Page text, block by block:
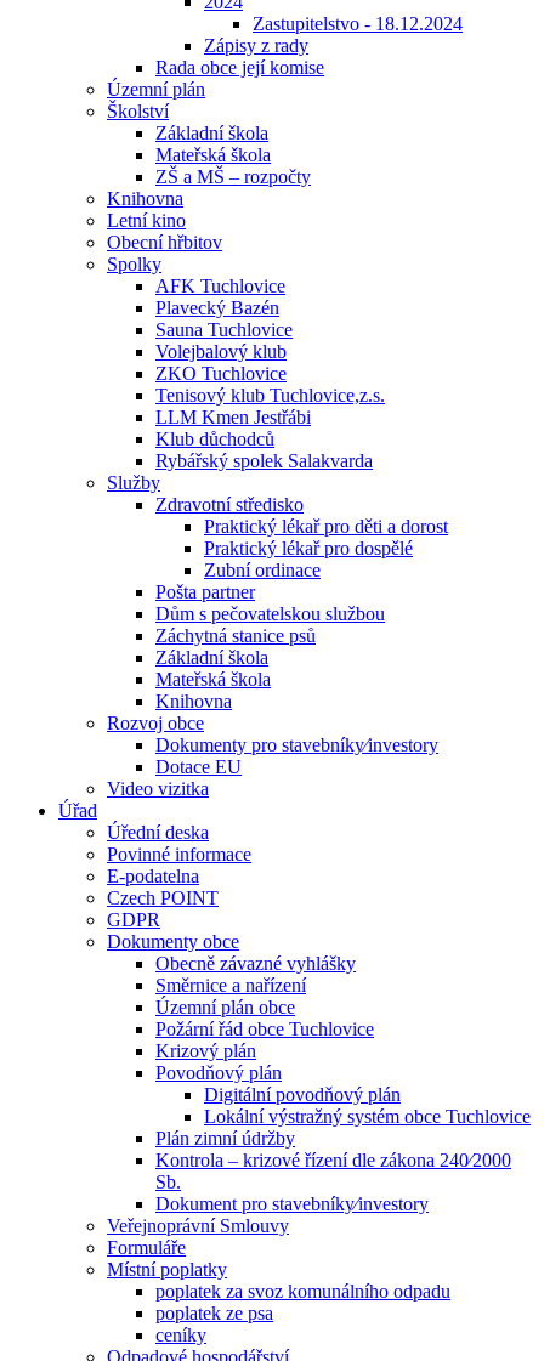
Zastupitelstvo - 18.12.2024
Zápisy z rady
Rada obce její komise
Územní plán
Školství
Základní škola
Mateřská škola
ZŠ a MŠ – rozpočty
Knihovna
Letní kino
Obecní hřbitov
Spolky
AFK Tuchlovice
Plavecký Bazén
Sauna Tuchlovice
Volejbalový klub
ZKO Tuchlovice
Tenisový klub Tuchlovice,z.s.
LLM Kmen Jestřábi
Klub důchodců
Rybářský spolek Salakvarda
Služby
Zdravotní středisko
Praktický lékař pro děti a dorost
Praktický lékař pro dospělé
Zubní ordinace
Pošta partner
Dům s pečovatelskou službou
Záchytná stanice psů
Základní škola
Mateřská škola
Knihovna
Rozvoj obce
Dokumenty pro stavebníky⁄investory
Dotace EU
Video vizitka
Úřad
Úřední deska
Povinné informace
E-podatelna
Czech POINT
GDPR
Dokumenty obce
Obecně závazné vyhlášky
Směrnice a nařízení
Územní plán obce
Požární řád obce Tuchlovice
Krizový plán
Povodňový plán
Digitální povodňový plán
Lokální výstražný systém obce Tuchlovice
Plán zimní údržby
Kontrola – krizové řízení dle zákona 240⁄2000
Sb.
Dokument pro stavebníky⁄investory
Veřejnoprávní Smlouvy
Formuláře
Místní poplatky
poplatek za svoz komunálního odpadu
poplatek ze psa
ceníky
Odpadové hospodářství